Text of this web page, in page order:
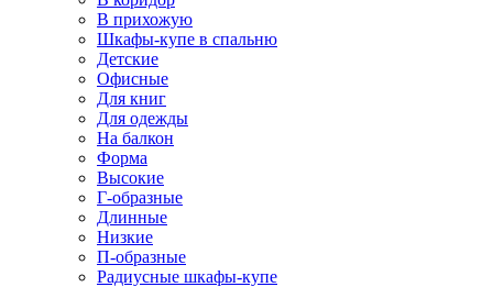
В прихожую
Шкафы-купе в спальню
Детские
Офисные
Для книг
Для одежды
На балкон
Форма
Высокие
Г-образные
Длинные
Низкие
П-образные
Радиусные шкафы-купе